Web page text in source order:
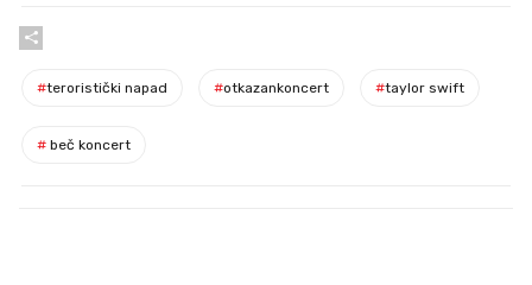
#teroristički napad #otkazankoncert #taylor swift
# beč koncert